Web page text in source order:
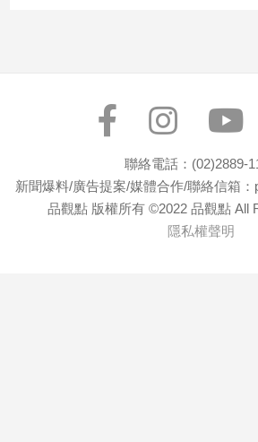
專
聯絡電話：(02)2889-
新聞爆料/廣告提案/媒體合作/聯絡信箱
品觀點 版權所有 ©2022 品觀點 All
隱私權聲明